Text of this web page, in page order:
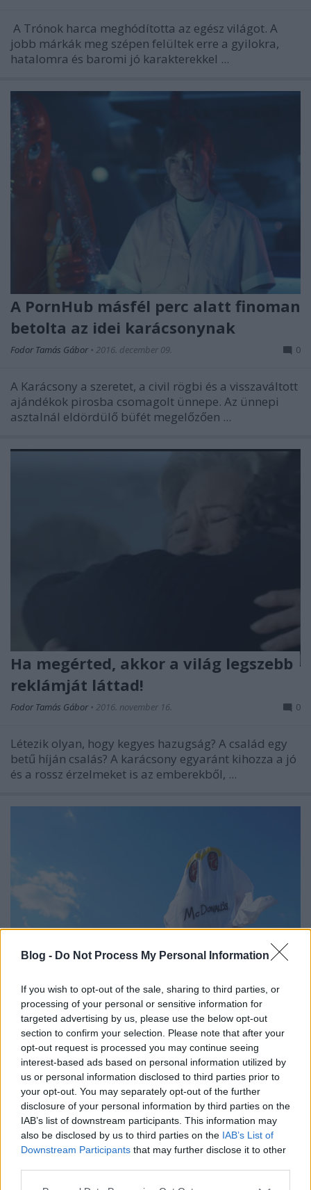
Blog - Do Not Process My Personal Information
If you wish to opt-out of the sale, sharing to third parties, or
processing of your personal or sensitive information for
targeted advertising by us, please use the below opt-out
section to confirm your selection. Please note that after your
opt-out request is processed you may continue seeing
interest-based ads based on personal information utilized by
us or personal information disclosed to third parties prior to
your opt-out. You may separately opt-out of the further
disclosure of your personal information by third parties on the
IAB’s list of downstream participants. This information may
also be disclosed by us to third parties on the IAB’s List of
Downstream Participants that may further disclose it to other
A Trónok harca meghódította az egész világot. A
jobb márkák meg szépen felültek erre a gyilokra,
hatalomra és baromi jó karakterekkel ...
A PornHub másfél perc alatt finoman
betolta az idei karácsonynak
Fodor Tamás Gábor • 2016. december 09. 0
A Karácsony a szeretet, a civil rögbi és a visszaváltott
ajándékok pirosba csomagolt ünnepe. Az ünnepi
asztalnál eldördülő büfét megelőzően ...
Ha megérted, akkor a világ legszebb
reklámját láttad!
Fodor Tamás Gábor • 2016. november 16. 0
Létezik olyan, hogy kegyes hazugság? A család egy
betű híján csalás? A karácsony egyaránt kihozza a jó
és a rossz érzelmeket is az emberekből, ...
Így kóstolta fel a Burger King a
Mekit Halloween alkalmából:
BOOOOO
Fodor Tamás Gábor 2016. október 28.
Halloween. Az ünnep, ami egy kelta hagyományból
kelt életre, több ünnepet is magába foglalva, mint
például a keresztény vallásból ismert halottak ...